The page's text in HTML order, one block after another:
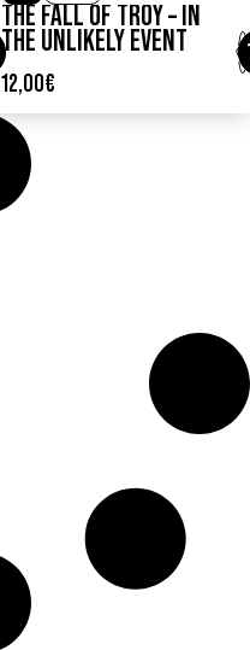
THE FALL OF TROY – IN
THE UNLIKELY EVENT
12,00€